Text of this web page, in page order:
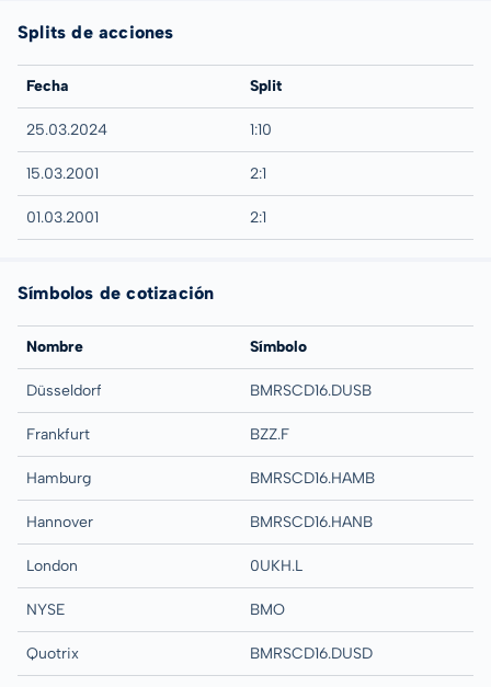
Splits de acciones
Fecha Split
25.03.2024 1:10
15.03.2001 2:1
01.03.2001 2:1
Símbolos de cotización
Nombre Símbolo
Düsseldorf BMRSCD16.DUSB
Frankfurt BZZ.F
Hamburg BMRSCD16.HAMB
Hannover BMRSCD16.HANB
London 0UKH.L
NYSE BMO
Quotrix BMRSCD16.DUSD